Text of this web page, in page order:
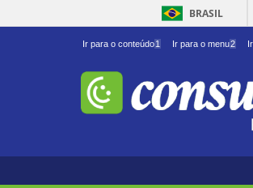
BRASIL
Ir para o conteúdo1 Ir para o menu2